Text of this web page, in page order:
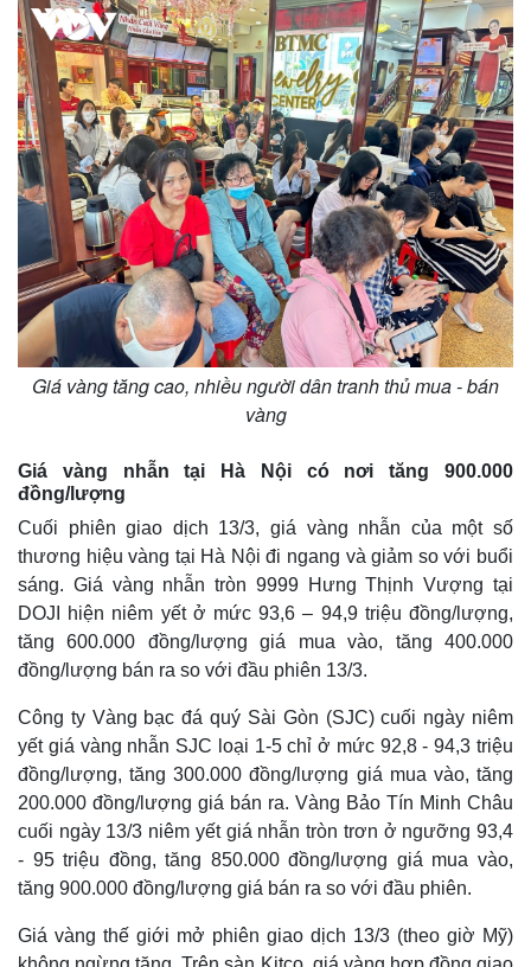
Giá vàng tăng cao, nhiều người dân tranh thủ mua - bán
vàng
Giá vàng nhẫn tại Hà Nội có nơi tăng 900.000
đồng/lượng
Cuối phiên giao dịch 13/3, giá vàng nhẫn của một số
thương hiệu vàng tại Hà Nội đi ngang và giảm so với buổi
sáng. Giá vàng nhẫn tròn 9999 Hưng Thịnh Vượng tại
DOJI hiện niêm yết ở mức 93,6 – 94,9 triệu đồng/lượng,
tăng 600.000 đồng/lượng giá mua vào, tăng 400.000
đồng/lượng bán ra so với đầu phiên 13/3.
Công ty Vàng bạc đá quý Sài Gòn (SJC) cuối ngày niêm
yết giá vàng nhẫn SJC loại 1-5 chỉ ở mức 92,8 - 94,3 triệu
đồng/lượng, tăng 300.000 đồng/lượng giá mua vào, tăng
200.000 đồng/lượng giá bán ra. Vàng Bảo Tín Minh Châu
cuối ngày 13/3 niêm yết giá nhẫn tròn trơn ở ngưỡng 93,4
- 95 triệu đồng, tăng 850.000 đồng/lượng giá mua vào,
tăng 900.000 đồng/lượng giá bán ra so với đầu phiên.
Giá vàng thế giới mở phiên giao dịch 13/3 (theo giờ Mỹ)